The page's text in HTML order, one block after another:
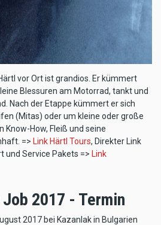
vor Ort ist grandios. Er kümmert
Blessuren am Motorrad, tankt und
Nach der Etappe kümmert er sich
(Mitas) oder um kleine oder große
Know-How, Fleiß und seine
=> Link Härtl Tours, Direkter Link
und Service Pakets => Link
Job 2017 - Termin
2017 bei Kazanlak in Bulgarien